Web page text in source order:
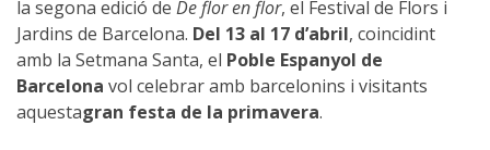
la segona edició de De flor en flor, el Festival de Flors i
Jardins de Barcelona. Del 13 al 17 d’abril, coincidint
amb la Setmana Santa, el Poble Espanyol de
Barcelona vol celebrar amb barcelonins i visitants
aquestagran festa de la primavera.